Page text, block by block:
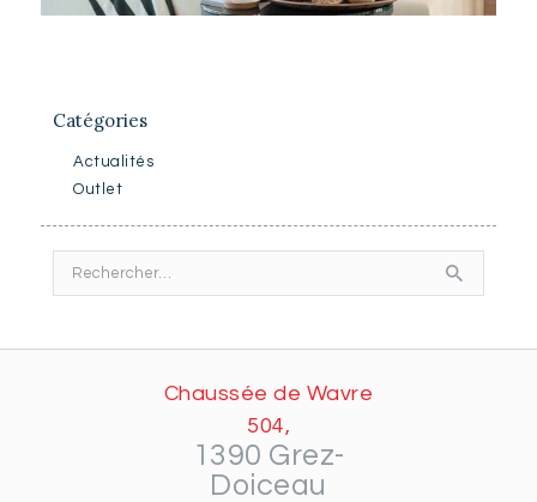
Catégories
Actualités
Outlet
Chaussée de Wavre
504,
1390 Grez-
Doiceau